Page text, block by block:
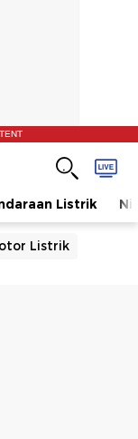
Listrik
Listrik